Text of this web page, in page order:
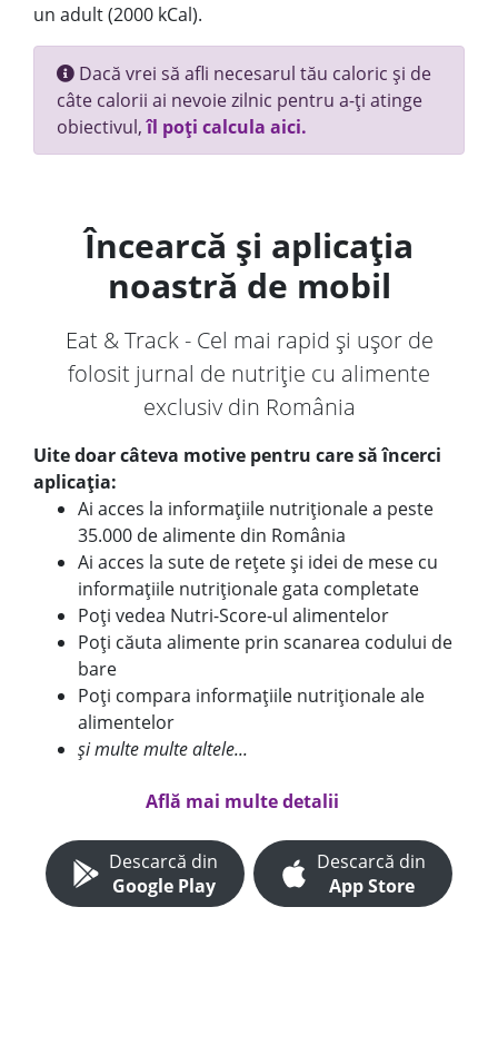
un adult (2000 kCal).
Dacă vrei să afli necesarul tău caloric și de
câte calorii ai nevoie zilnic pentru a-ți atinge
obiectivul,îl poți calcula aici.
Încearcă și aplicația
noastră de mobil
Eat & Track - Cel mai rapid și ușor de
folosit jurnal de nutriție cu alimente
exclusiv din România
Uite doar câteva motive pentru care să încerci
aplicația:
Ai acces la informațiile nutriționale a peste
35.000 de alimente din România
Ai acces la sute de rețete și idei de mese cu
informațiile nutriționale gata completate
Poți vedea Nutri-Score-ul alimentelor
Poți căuta alimente prin scanarea codului de
bare
Poți compara informațiile nutriționale ale
alimentelor
și multe multe altele...
Află mai multe detalii
Descarcă din
Google Play
Descarcă din
App Store